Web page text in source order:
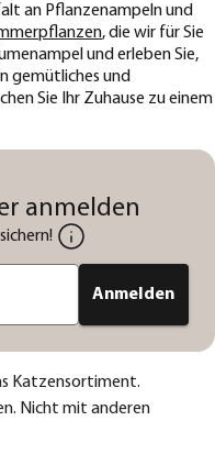
an Pflanzenampeln und
, die wir für Sie
und erleben Sie,
gemütliches und
Sie Ihr Zuhause zu einem
anmelden
Anmelden
Katzensortiment.
Nicht mit anderen